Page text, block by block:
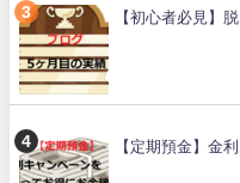
【初心者必見】
【定期預金】金